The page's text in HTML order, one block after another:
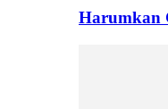
Harumkan